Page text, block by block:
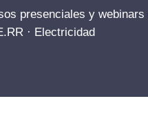
presenciales y
· Electricidad